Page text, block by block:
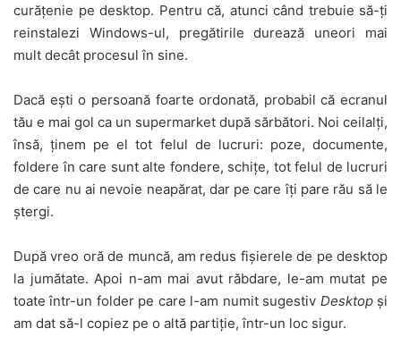
curățenie pe desktop. Pentru că, atunci când trebuie să-ți
reinstalezi Windows-ul, pregătirile durează uneori mai
mult decât procesul în sine.
Dacă ești o persoană foarte ordonată, probabil că ecranul
tău e mai gol ca un supermarket după sărbători. Noi ceilalți,
însă, ținem pe el tot felul de lucruri: poze, documente,
foldere în care sunt alte fondere, schițe, tot felul de lucruri
de care nu ai nevoie neapărat, dar pe care îți pare rău să le
ștergi.
După vreo oră de muncă, am redus fișierele de pe desktop
la jumătate. Apoi n-am mai avut răbdare, le-am mutat pe
toate într-un folder pe care l-am numit sugestiv Desktopși
am dat să-l copiez pe o altă partiție, într-un loc sigur.